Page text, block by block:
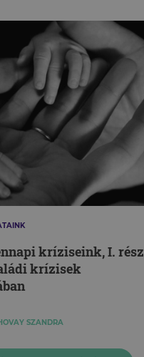
kríziseink, I. rész
krízisek
SZANDRA